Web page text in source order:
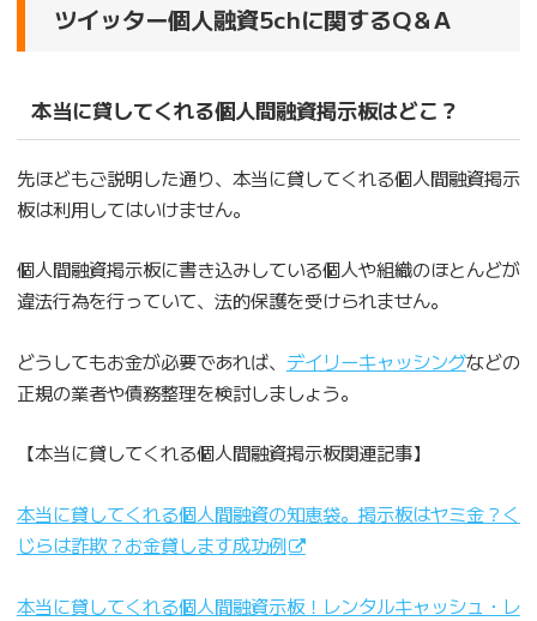
ツイッター個人融資5chに関するQ＆A
本当に貸してくれる個人間融資掲示板はどこ？
先ほどもご説明した通り、本当に貸してくれる個人間融資掲示
板は利用してはいけません。
個人間融資掲示板に書き込みしている個人や組織のほとんどが
違法行為を行っていて、法的保護を受けられません。
どうしてもお金が必要であれば、 デイリーキャッシングなどの
正規の業者や債務整理を検討しましょう。
【本当に貸してくれる個人間融資掲示板関連記事】
本当に貸してくれる個人間融資の知恵袋。掲示板はヤミ金？く
じらは詐欺？お金貸します成功例
本当に貸してくれる個人間融資示板！レンタルキャッシュ・レ